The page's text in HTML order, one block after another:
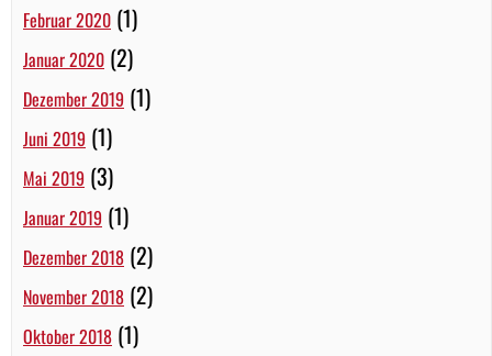
Februar 2020 (1)
Januar 2020 (2)
Dezember 2019 (1)
Juni 2019 (1)
Mai 2019 (3)
Januar 2019 (1)
Dezember 2018 (2)
November 2018 (2)
Oktober 2018 (1)